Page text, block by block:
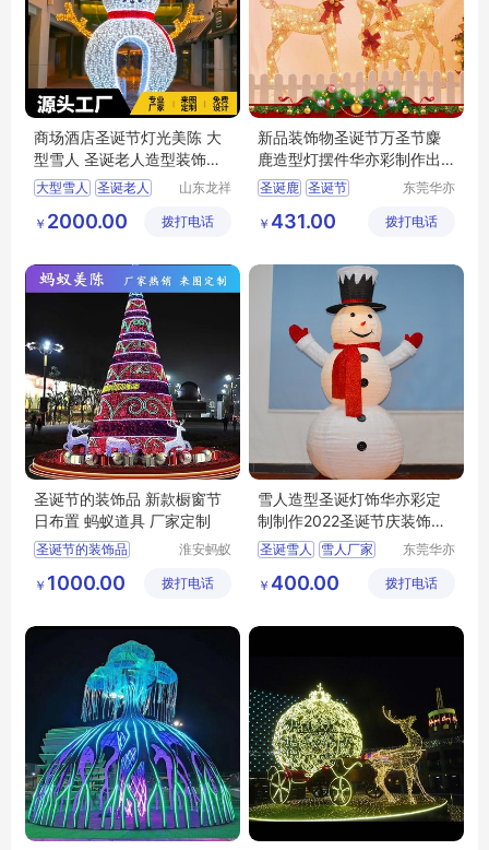
商场酒店圣诞节灯光美陈 大
型雪人 圣诞老人造型装饰道
具定制
大型雪人 圣诞老人
山东龙祥
有限公司
￥ 2000.00 拨打电话
新品装饰物圣诞节万圣节麋
鹿造型灯摆件华亦彩制作出
口欧美装饰品
圣诞鹿 圣诞节
万圣节灯饰
东莞华亦
艺有限公
￥ 431.00 拨打电话
圣诞节的装饰品 新款橱窗节
日布置 蚂蚁道具 厂家定制
圣诞节的装饰品
淮安蚂蚁
制作有限
￥ 1000.00 拨打电话
雪人造型圣诞灯饰华亦彩定
制制作2022圣诞节庆装饰品
折叠老人
圣诞雪人
雪人厂家
折叠雪人
东莞华亦
艺有限公
￥ 400.00 拨打电话